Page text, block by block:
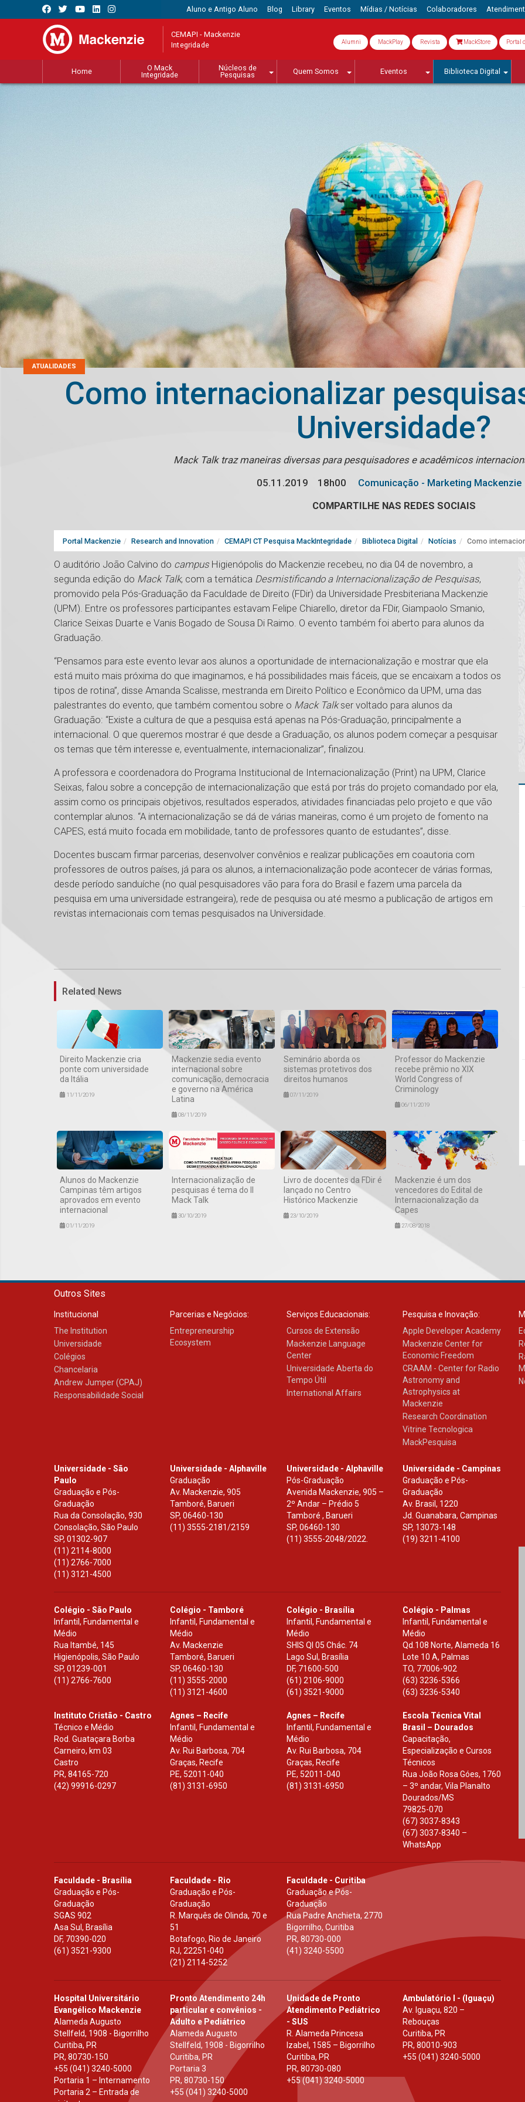
Aluno e Antigo Aluno Blog Library Eventos Mídias / Notícias Colaboradores
CEMAPI - Mackenzie
Integridade Alumni MackPlay Revista MackStore Portal
Home
O Mack
Integridade
Núcleos de
Pesquisas
Quem Somos Eventos Biblioteca Digital
ATUALIDADES
Como internacionalizar
Universidade?
Mack Talk traz maneiras diversas para pesquisadores e acadêmicos
05.11.2019
18h00
Comunicação - Marketing Mackenzie
COMPARTILHE NAS REDES SOCIAIS
Portal Mackenzie Research and Innovation CEMAPI CT Pesquisa MackIntegridade Biblioteca Digital Notícias Como
O auditório João Calvino do campus Higienópolis do Mackenzie recebeu, no dia 04 de novembro, a
segunda edição do Mack Talk, com a temática Desmistificando a Internacionalização de Pesquisas,
promovido pela Pós-Graduação da Faculdade de Direito (FDir) da Universidade Presbiteriana Mackenzie
(UPM). Entre os professores participantes estavam Felipe Chiarello, diretor da FDir, Giampaolo Smanio,
Clarice Seixas Duarte e Vanis Bogado de Sousa Di Raimo. O evento também foi aberto para alunos da
Graduação.
“Pensamos para este evento levar aos alunos a oportunidade de internacionalização e mostrar que ela
está muito mais próxima do que imaginamos, e há possibilidades mais fáceis, que se encaixam a todos os
tipos de rotina”, disse Amanda Scalisse, mestranda em Direito Político e Econômico da UPM, uma das
palestrantes do evento, que também comentou sobre o Mack Talkser voltado para alunos da
Graduação: “Existe a cultura de que a pesquisa está apenas na Pós-Graduação, principalmente a
internacional. O que queremos mostrar é que desde a Graduação, os alunos podem começar a pesquisar
os temas que têm interesse e, eventualmente, internacionalizar”, finalizou.
A professora e coordenadora do Programa Institucional de Internacionalização (Print) na UPM, Clarice
Seixas, falou sobre a concepção de internacionalização que está por trás do projeto comandado por ela,
assim como os principais objetivos, resultados esperados, atividades financiadas pelo projeto e que vão
contemplar alunos. “A internacionalização se dá de várias maneiras, como é um projeto de fomento na
CAPES, está muito focada em mobilidade, tanto de professores quanto de estudantes”, disse.
Docentes buscam firmar parcerias, desenvolver convênios e realizar publicações em coautoria com
professores de outros países, já para os alunos, a internacionalização pode acontecer de várias formas,
desde período sanduíche (no qual pesquisadores vão para fora do Brasil e fazem uma parcela da
pesquisa em uma universidade estrangeira), rede de pesquisa ou até mesmo a publicação de artigos em
revistas internacionais com temas pesquisados na Universidade.
Related News
Direito Mackenzie cria
ponte com universidade
da Itália
11/11/2019
Mackenzie sedia evento
internacional sobre
comunicação, democracia
e governo na América
Latina
08/11/2019
Seminário aborda os
sistemas protetivos dos
direitos humanos
07/11/2019
Professor do Mackenzie
recebe prêmio no XIX
World Congress of
Criminology
06/11/2019
Alunos do Mackenzie
Campinas têm artigos
aprovados em evento
internacional
01/11/2019
Internacionalização de
pesquisas é tema do II
Mack Talk
30/10/2019
Livro de docentes da FDir é
lançado no Centro
Histórico Mackenzie
23/10/2019
Mackenzie é um dos
vencedores do Edital de
Internacionalização da
Capes
27/08/2018
Outros Sites
Institucional
The Institution
Universidade
Colégios
Chancelaria
Andrew Jumper (CPAJ)
Responsabilidade Social
Parcerias e Negócios:
Entrepreneurship
Ecosystem
Serviços Educacionais:
Cursos de Extensão
Mackenzie Language
Center
Universidade Aberta do
Tempo Útil
International Affairs
Pesquisa e Inovação:
Apple Developer Academy
Mackenzie Center for
Economic Freedom
CRAAM - Center for Radio
Astronomy and
Astrophysics at
Mackenzie
Research Coordination
Vitrine Tecnologica
MackPesquisa
Universidade - São
Paulo
Graduação e Pós-
Graduação
Rua da Consolação, 930
Consolação, São Paulo
SP, 01302-907
(11) 2114-8000
(11) 2766-7000
(11) 3121-4500
Universidade - Alphaville
Graduação
Av. Mackenzie, 905
Tamboré, Barueri
SP,06460-130
(11) 3555-2181/2159
Universidade - Alphaville
Pós-Graduação
Avenida Mackenzie, 905 –
2º Andar – Prédio 5
Tamboré , Barueri
SP, 06460-130
(11) 3555-2048/2022.
Universidade - Campinas
Graduação e Pós-
Graduação
Av. Brasil, 1220
Jd. Guanabara, Campinas
SP, 13073-148
(19) 3211-4100
Colégio - São Paulo
Infantil, Fundamental e
Médio
Rua Itambé, 145
Higienópolis, São Paulo
SP, 01239-001
(11) 2766-7600
Colégio - Tamboré
Infantil, Fundamental e
Médio
Av. Mackenzie
Tamboré, Barueri
SP,06460-130
(11) 3555-2000
(11) 3121-4600
Colégio - Brasília
Infantil, Fundamental e
Médio
SHIS Ql 05 Chác. 74
Lago Sul, Brasília
DF, 71600-500
(61) 2106-9000
(61) 3521-9000
Colégio - Palmas
Infantil, Fundamental e
Médio
Qd.108 Norte, Alameda 16
Lote 10 A, Palmas
TO, 77006-902
(63) 3236-5366
(63) 3236-5340
Instituto Cristão - Castro
Técnico e Médio
Rod. Guataçara Borba
Carneiro, km 03
Castro
PR, 84165-720
(42) 99916-0297
Agnes – Recife
Infantil, Fundamental e
Médio
Av. Rui Barbosa, 704
Graças, Recife
PE, 52011-040
(81) 3131-6950
Agnes – Recife
Infantil, Fundamental e
Médio
Av. Rui Barbosa, 704
Graças, Recife
PE, 52011-040
(81) 3131-6950
Escola Técnica Vital
Brasil – Dourados
Capacitação,
Especialização e Cursos
Técnicos
Rua João Rosa Góes, 1760
– 3º andar, Vila Planalto
Dourados/MS
79825-070
(67) 3037-8343
(67) 3037-8340 –
WhatsApp
Faculdade - Brasília
Graduação e Pós-
Graduação
SGAS 902
Asa Sul, Brasília
DF, 70390-020
(61) 3521-9300
Faculdade - Rio
Graduação e Pós-
Graduação
R. Marquês de Olinda, 70 e
51
Botafogo, Rio de Janeiro
RJ,22251-040
(21) 2114-5252
Faculdade - Curitiba
Graduação e Pós-
Graduação
Rua Padre Anchieta, 2770
Bigorrilho, Curitiba
PR, 80730-000
(41) 3240-5500
Hospital Universitário
Evangélico Mackenzie
Alameda Augusto
Stellfeld, 1908 - Bigorrilho
Curitiba, PR
PR, 80730-150
+55 (041) 3240-5000
Portaria 1 – Internamento
Portaria 2 – Entrada de
Pronto Atendimento 24h
particular e convênios -
Adulto e Pediátrico
Alameda Augusto
Stellfeld, 1908 - Bigorrilho
Curitiba, PR
Portaria 3
PR,80730-150
+55 (041) 3240-5000
Unidade de Pronto
Atendimento Pediátrico
- SUS
R. Alameda Princesa
Izabel, 1585 – Bigorrilho
Curitiba, PR
PR, 80730-080
+55 (041) 3240-5000
Ambulatório I - (Iguaçu)
Av. Iguaçu, 820 –
Rebouças
Curitiba, PR
PR, 80010-903
+55 (041) 3240-5000